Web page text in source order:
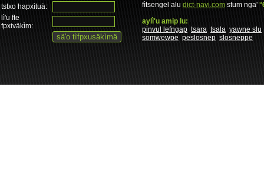
tstxo hapxìtuä:
lì'u fte
fpxiväkìm:
fìtsengel alu dict-navi.com stum nga'
aylì'u amip lu:
pinvul lefngap tsara tsala yawne slu
somwewpe peslosnep slosneppe